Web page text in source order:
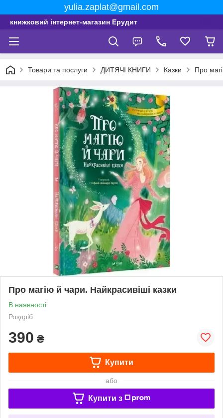
yulia.zaplat@gmail.com
книжковий інтернет-магазин Ерудит
Товари та послуги ДИТЯЧІ КНИГИ Казки Про
Про магію й чари. Найкрасивіші казки
В наявності
Роздріб
390 ₴
Купити
або
Купити з